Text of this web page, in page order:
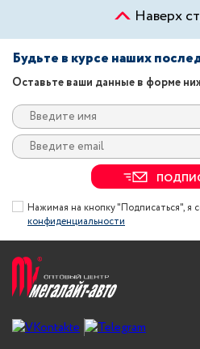
Наверх
Будьте в курсе наших
Оставьте ваши данные в форме
Нажимая на кнопку "Подписаться", я
конфиденциальности